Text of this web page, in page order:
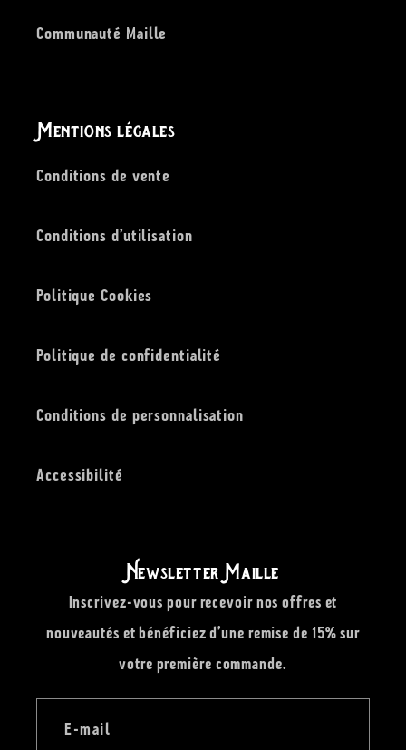
Communauté Maille
Mentions légales
Conditions de vente
Conditions d’utilisation
Politique Cookies
Politique de confidentialité
Conditions de personnalisation
Accessibilité
Newsletter Maille
Inscrivez-vous pour recevoir nos offres et
nouveautés et bénéficiez d’une remise de 15% sur
votre première commande.
E-mail